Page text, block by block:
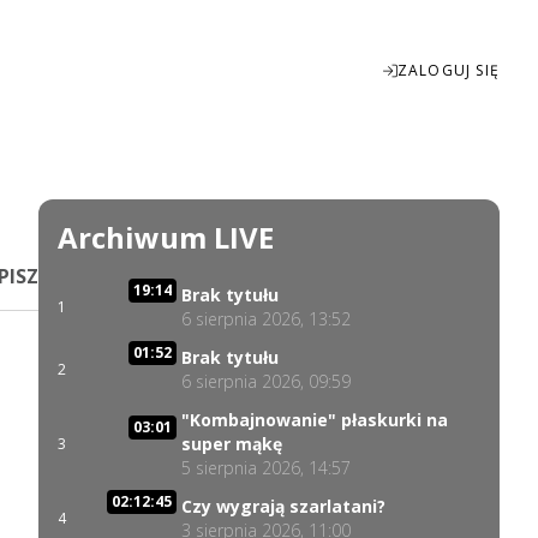
ZALOGUJ SIĘ
Enter
fullscreenArchiwum LIVE
1
19:14 Brak tytułu
6 sierpnia 2026, 13:52
2
01:52 Brak tytułu
6 sierpnia 2026, 09:59
3
03:01
"Kombajnowanie" płaskurki na
super mąkę
5 sierpnia 2026, 14:57
4
02:12:45 Czy wygrają szarlatani?
3 sierpnia 2026, 11:00